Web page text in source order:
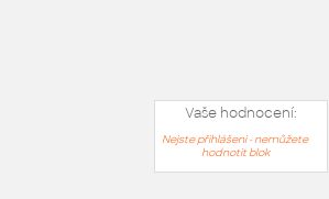
Vaše hodnocení:
Nejste přihlášeni - nemůžete
hodnotit blok